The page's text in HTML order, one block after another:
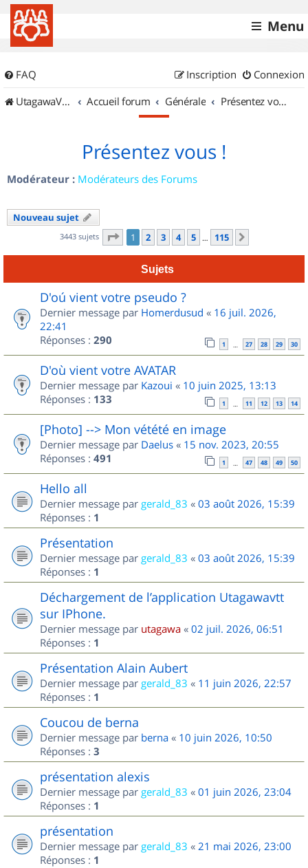
Menu
FAQ Connexion
Inscription
UtagawaVTT (Randos VTT et VTTAE avec traces GPS)
Accueil forum Générale Présentez vous !
Présentez vous !
Modérateur : Modérateurs des Forums
Nouveau sujet
3443 sujets Page 1sur 115
1 2 3 4 5 … 115
Sujets
D'oú vient votre pseudo ?
Dernier message par Homerdusud « 16 juil. 2026,
22:41
Réponses : 290 1 … 27 28 29 30
D'où vient votre AVATAR
Dernier message par Kazoui « 10 juin 2025, 13:13
Réponses : 133 1 … 11 12 13 14
[Photo] --> Mon vétété en image
Dernier message par Daelus « 15 nov. 2023, 20:55
Réponses : 491 1 … 47 48 49 50
Hello all
Dernier message par gerald_83 « 03 août 2026, 15:39
Réponses : 1
Présentation
Dernier message par gerald_83 « 03 août 2026, 15:39
Réponses : 1
Déchargement de l’application Utagawavtt
sur IPhone.
Dernier message par utagawa « 02 juil. 2026, 06:51
Réponses : 1
Présentation Alain Aubert
Dernier message par gerald_83 « 11 juin 2026, 22:57
Réponses : 1
Coucou de berna
Dernier message par berna « 10 juin 2026, 10:50
Réponses : 3
présentation alexis
Dernier message par gerald_83 « 01 juin 2026, 23:04
Réponses : 1
présentation
Dernier message par gerald_83 « 21 mai 2026, 23:00
Réponses : 1